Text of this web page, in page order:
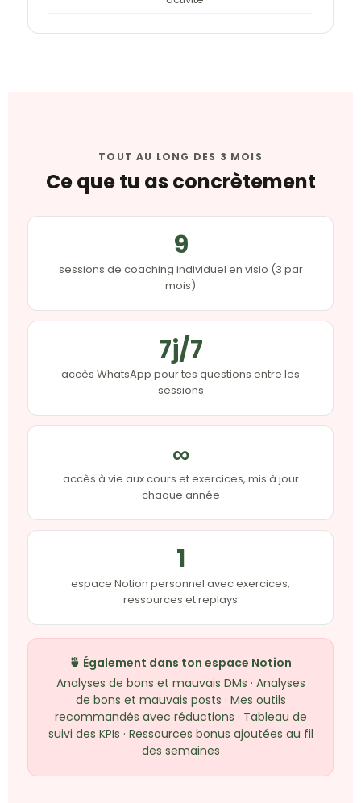
TOUT AU LONG DES 3 MOIS
Ce que tu as concrètement
9
sessions de coaching individuel en visio (3 par
mois)
7j/7
accès WhatsApp pour tes questions entre les
sessions
∞
accès à vie aux cours et exercices, mis à jour
chaque année
1
espace Notion personnel avec exercices,
ressources et replays
🍵 Également dans ton espace Notion
Analyses de bons et mauvais DMs · Analyses
de bons et mauvais posts · Mes outils
recommandés avec réductions · Tableau de
suivi des KPIs · Ressources bonus ajoutées au fil
des semaines